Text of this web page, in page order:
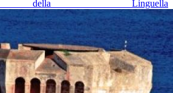
Linguella